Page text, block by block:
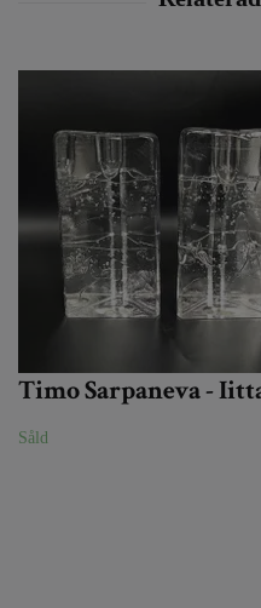
Timo Sarpaneva -
Såld